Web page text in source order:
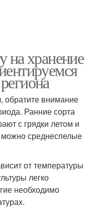
на хранение
обратите внимание
Ранние сорта
с грядки летом и
можно среднеспелые
от температуры
легко
необходимо